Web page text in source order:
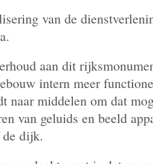
van de
aan dit
intern meer
naar middelen om dat
van geluids en beeld
de dijk.